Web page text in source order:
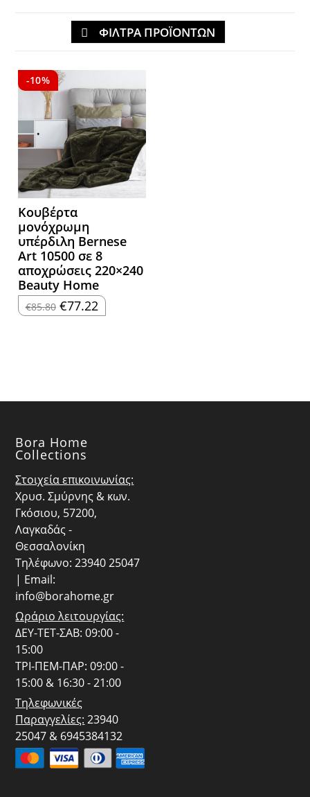
ΦΙΛΤΡΑ ΠΡΟΪΟΝΤΩΝ
-10%
Κουβέρτα
μονόχρωμη
υπέρδιλη Bernese
Art 10500 σε 8
αποχρώσεις 220×240
Beauty Home
€85.80 Original
price
€77.22Η
τρέχουσα
Bora Home
Collections
Στοιχεία επικοινωνίας:
Χρυσ. Σμύρνης & κων.
Γκόσιου, 57200,
Λαγκαδάς -
Θεσσαλονίκη
Τηλέφωνο: 23940 25047
| Email:
info@borahome.gr
Ωράριο λειτουργίας:
ΔΕΥ-ΤΕΤ-ΣΑΒ: 09:00 -
15:00
ΤΡΙ-ΠΕΜ-ΠΑΡ: 09:00 -
15:00 & 16:30 - 21:00
Τηλεφωνικές
Παραγγελίες: 23940
25047 & 6945384132